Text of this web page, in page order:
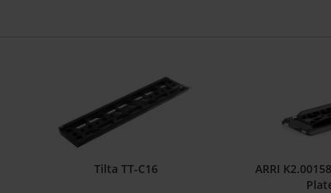
Tilta TT-C16
ARRI